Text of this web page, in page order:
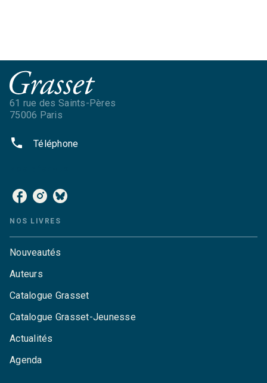
61 rue des Saints-Pères
75006 Paris
phone Téléphone
NOS LIVRES
Nouveautés
Auteurs
Catalogue Grasset
Catalogue Grasset-Jeunesse
Actualités
Agenda